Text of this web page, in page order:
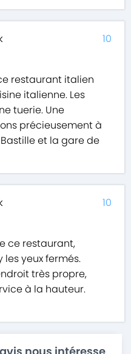
restaurant italien
italienne. Les
tuerie. Une
précieusement à
et la gare de
10
ce restaurant,
les yeux fermés.
très propre,
à la hauteur.
10